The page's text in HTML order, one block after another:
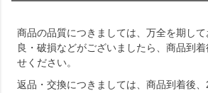
商品の品質につきましては、万全を期し
良・破損などがございましたら、商品到
せください。
返品・交換につきましては、商品到着後